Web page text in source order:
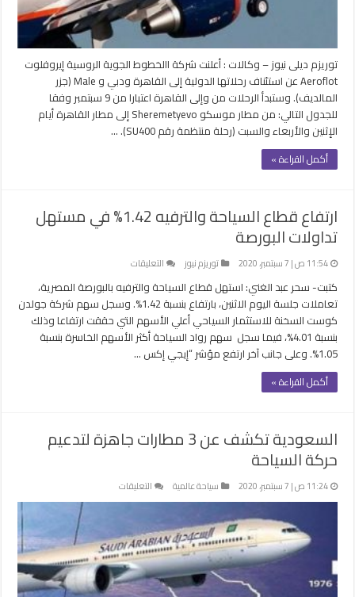
من
9
سبتمبر
مغلقة
توريزم ديلى نيوز – وكالات : أعلنت شركة االخطوط الجوية الروسية إيروفلوت
Aeroflot عن استئناف رحلاتها الدولية إلى القاهرة ودبي و Male (جزر
المالديف). وستبدأ الرحلات من وإلى القاهرة اعتبارا من 9 سبتمبر وفقا
للجدول التالي: من مطار موسكو Sheremetyevo إلى مطار القاهرة أيام
الإثنين والأربعاء والسبت (رحلة منتظمة رقم SU400). …
أكمل القراءة »
ارتفاع قطاع السياحة والترفيه 1.42% في مستهل
تداولات البورصة
11:54 ص | 7 سبتمبر، 2020 توريزم نيوز التعليقات
قطاع
السياحة
والترفيه
1.42%
كتبت- سحر عبد الغني: استهل قطاع السياحة والترفيه بالبورصة المصرية،
تعاملات جلسة اليوم الاثنين، بارتفاع بنسبة 1.42%. وسجل سهم شركة جولدن
كوست السخنة للاستثمار السياحي أعلي الأسهم التي حققت ارتفاعا وذلك
بنسبة 4.01%، فيما سجل سهم رواد السياحة أكثر الأسهم الخاسرة بنسبة
1.05%. وعلى جانب آخر ارتفع مؤشر “إيجي إكس …
أكمل القراءة »
السعودية تكشف عن 3 مطارات جاهزة لتدعيم
حركة السياحة
11:24 ص | 7 سبتمبر، 2020 سياحة عالمية التعليقات
السعودية
3
مطارات
جاهزة